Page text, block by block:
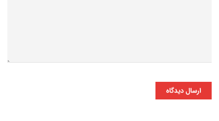
ارسال دیدگاه